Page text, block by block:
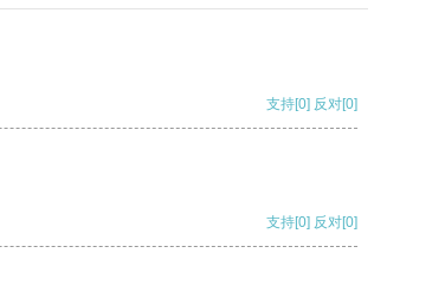
支持[0] 反对[0]
支持[0] 反对[0]